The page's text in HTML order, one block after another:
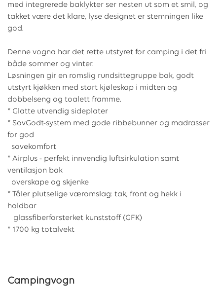
med integrerede baklykter ser nesten ut som et smil, og
takket være det klare, lyse designet er stemningen like
god.
Denne vogna har det rette utstyret for camping i det fri
både sommer og vinter.
Løsningen gir en romslig rundsittegruppe bak, godt
utstyrt kjøkken med stort kjøleskap i midten og
dobbelseng og toalett framme.
* Glatte utvendig sideplater
* SovGodt-system med gode ribbebunner og madrasser
for god
sovekomfort
* Airplus - perfekt innvendig luftsirkulation samt
ventilasjon bak
overskape og skjenke
* Tåler plutselige væromslag: tak, front og hekk i
holdbar
glassfiberforsterket kunststoff (GFK)
* 1700 kg totalvekt
Campingvogn